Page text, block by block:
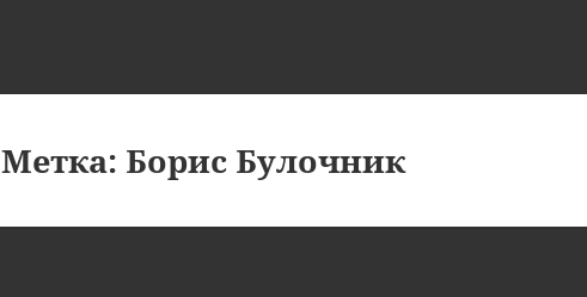
Метка: Борис Булочник